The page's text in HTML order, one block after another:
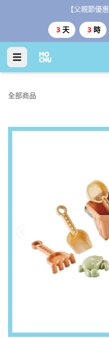
【父親節優
3 天 3 時
全部商品